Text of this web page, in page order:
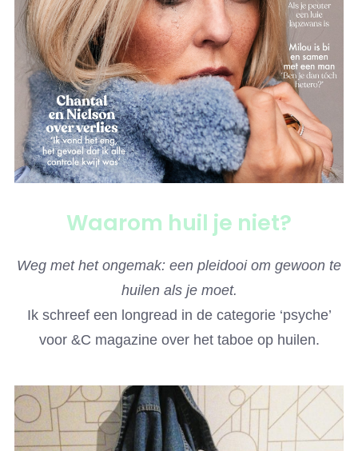
Waarom huil je niet?
Weg met het ongemak: een pleidooi om gewoon te
huilen als je moet.
Ik schreef een longread in de categorie ‘psyche’
voor &C magazine over het taboe op huilen.